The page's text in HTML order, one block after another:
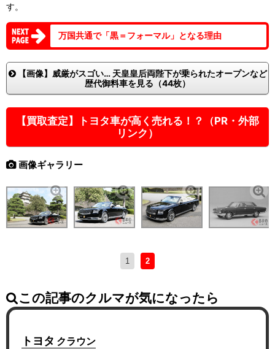
す。
万国共通で「黒＝フォーマル」となる理由
【画像】威厳がスゴい… 天皇皇后両陛下が乗られたオープンなど
歴代御料車を見る（44枚）
【買取査定】トヨタ車が高く売れる！？（PR・外部
リンク）
画像ギャラリー
1 2
この記事のクルマが気になったら
トヨタ クラウン